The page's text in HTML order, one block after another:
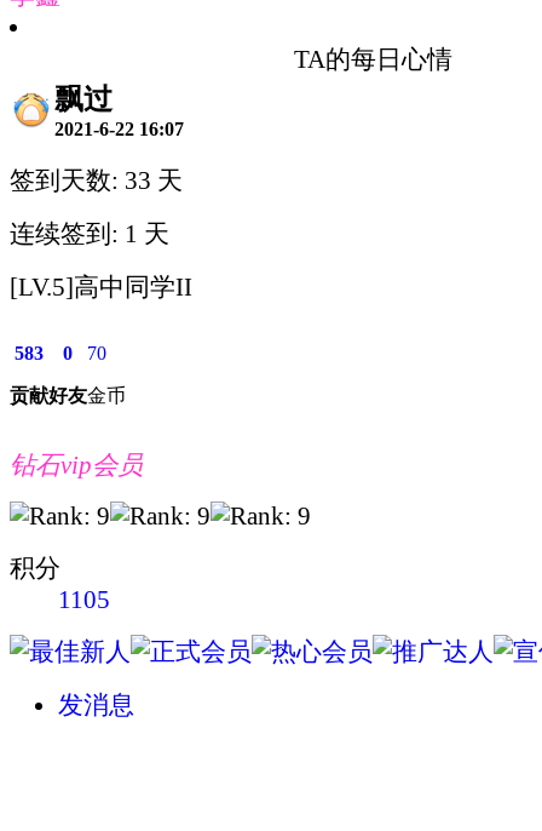
TA的每日心情
飘过
2021-6-22 16:07
签到天数: 33 天
连续签到: 1 天
[LV.5]高中同学II
583
贡献
0
好友
70
金币
钻石vip会员
积分
1105
发消息